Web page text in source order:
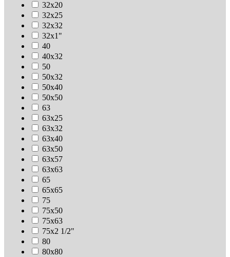
32х20
32х25
32х32
32х1"
40
40х32
50
50х32
50х40
50х50
63
63х25
63х32
63х40
63х50
63х57
63х63
65
65х65
75
75х50
75х63
75х2 1/2"
80
80х80